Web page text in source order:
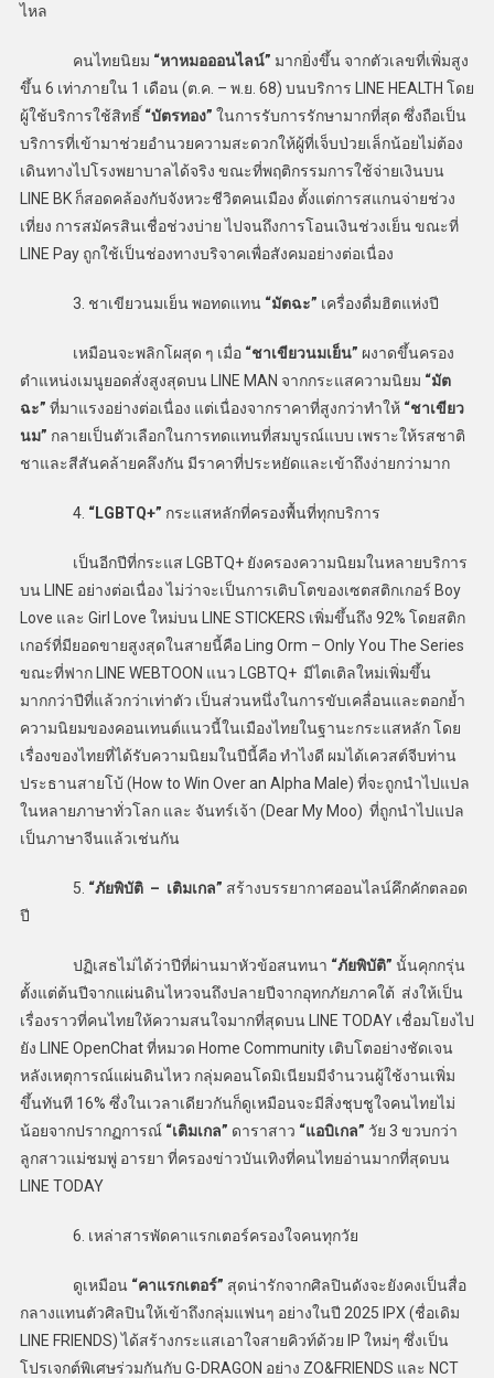
ไหล
คนไทยนิยม “หาหมอออนไลน์” มากยิ่งขึ้น จากตัวเลขที่เพิ่มสูง
ขึ้น 6 เท่าภายใน 1 เดือน (ต.ค. – พ.ย. 68) บนบริการ LINE HEALTH โดย
ผู้ใช้บริการใช้สิทธิ์ “บัตรทอง” ในการรับการรักษามากที่สุด ซึ่งถือเป็น
บริการที่เข้ามาช่วยอำนวยความสะดวกให้ผู้ที่เจ็บป่วยเล็กน้อยไม่ต้อง
เดินทางไปโรงพยาบาลได้จริง ขณะที่พฤติกรรมการใช้จ่ายเงินบน
LINE BK ก็สอดคล้องกับจังหวะชีวิตคนเมือง ตั้งแต่การสแกนจ่ายช่วง
เที่ยง การสมัครสินเชื่อช่วงบ่าย ไปจนถึงการโอนเงินช่วงเย็น ขณะที่
LINE Pay ถูกใช้เป็นช่องทางบริจาคเพื่อสังคมอย่างต่อเนื่อง
3. ชาเขียวนมเย็น พอทดแทน “มัตฉะ” เครื่องดื่มฮิตแห่งปี
เหมือนจะพลิกโผสุด ๆ เมื่อ “ชาเขียวนมเย็น” ผงาดขึ้นครอง
ตำแหน่งเมนูยอดสั่งสูงสุดบน LINE MAN จากกระแสความนิยม “มัต
ฉะ” ที่มาแรงอย่างต่อเนื่อง แต่เนื่องจากราคาที่สูงกว่าทำให้“ชาเขียว
นม” กลายเป็นตัวเลือกในการทดแทนที่สมบูรณ์แบบ เพราะให้รสชาติ
ชาและสีสันคล้ายคลึงกัน มีราคาที่ประหยัดและเข้าถึงง่ายกว่ามาก
4. “LGBTQ+” กระแสหลักที่ครองพื้นที่ทุกบริการ
เป็นอีกปีที่กระแส LGBTQ+ ยังครองความนิยมในหลายบริการ
บน LINE อย่างต่อเนื่อง ไม่ว่าจะเป็นการเติบโตของเซตสติกเกอร์ Boy
Love และ Girl Love ใหม่บน LINE STICKERS เพิ่มขึ้นถึง 92% โดยสติก
เกอร์ที่มียอดขายสูงสุดในสายนี้คือ Ling Orm – Only You The Series
ขณะที่ฟาก LINE WEBTOON แนว LGBTQ+ มีไตเติลใหม่เพิ่มขึ้น
มากกว่าปีที่แล้วกว่าเท่าตัว เป็นส่วนหนึ่งในการขับเคลื่อนและตอกย้ำ
ความนิยมของคอนเทนต์แนวนี้ในเมืองไทยในฐานะกระแสหลัก โดย
เรื่องของไทยที่ได้รับความนิยมในปีนี้คือ ทำไงดี ผมได้เควสต์จีบท่าน
ประธานสายโบ้ (How to Win Over an Alpha Male) ที่จะถูกนำไปแปล
ในหลายภาษาทั่วโลก และ จันทร์เจ้า (Dear My Moo) ที่ถูกนำไปแปล
เป็นภาษาจีนแล้วเช่นกัน
5. “ภัยพิบัติ – เติมเกล” สร้างบรรยากาศออนไลน์คึกคักตลอด
ปี
ปฏิเสธไม่ได้ว่าปีที่ผ่านมาหัวข้อสนทนา “ภัยพิบัติ” นั้นคุกกรุ่น
ตั้งแต่ต้นปีจากแผ่นดินไหวจนถึงปลายปีจากอุทกภัยภาคใต้ ส่งให้เป็น
เรื่องราวที่คนไทยให้ความสนใจมากที่สุดบน LINE TODAY เชื่อมโยงไป
ยัง LINE OpenChat ที่หมวด Home Community เติบโตอย่างชัดเจน
หลังเหตุการณ์แผ่นดินไหว กลุ่มคอนโดมิเนียมมีจำนวนผู้ใช้งานเพิ่ม
ขึ้นทันที 16% ซึ่งในเวลาเดียวกันก็ดูเหมือนจะมีสิ่งชุบชูใจคนไทยไม่
น้อยจากปรากฏการณ์ “เติมเกล” ดาราสาว “แอบิเกล” วัย 3 ขวบกว่า
ลูกสาวแม่ชมพู่ อารยา ที่ครองข่าวบันเทิงที่คนไทยอ่านมากที่สุดบน
LINE TODAY
6. เหล่าสารพัดคาแรกเตอร์ครองใจคนทุกวัย
ดูเหมือน “คาแรกเตอร์” สุดน่ารักจากศิลปินดังจะยังคงเป็นสื่อ
กลางแทนตัวศิลปินให้เข้าถึงกลุ่มแฟนๆ อย่างในปี 2025 IPX (ชื่อเดิม
LINE FRIENDS) ได้สร้างกระแสเอาใจสายคิวท์ด้วย IP ใหม่ๆ ซึ่งเป็น
โปรเจกต์พิเศษร่วมกันกับ G-DRAGON อย่าง ZO&FRIENDS และ NCT